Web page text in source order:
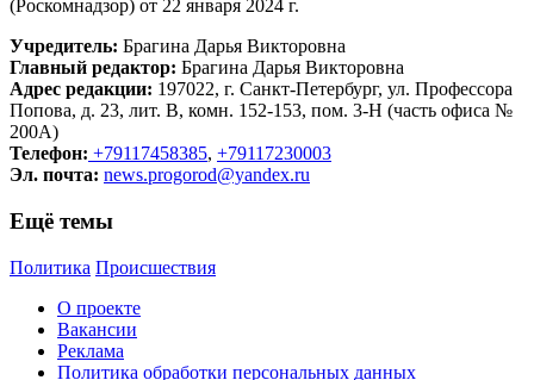
(Роскомнадзор) от 22 января 2024 г.
Учредитель: Брагина Дарья Викторовна
Главный редактор: Брагина Дарья Викторовна
Адрес редакции: 197022, г. Санкт-Петербург, ул. Профессора
Попова, д. 23, лит. В, комн. 152-153, пом. 3-Н (часть офиса №
200А)
Телефон: +79117458385, +79117230003
Эл. почта: news.progorod@yandex.ru
Ещё темы
Политика Происшествия
О проекте
Вакансии
Реклама
Политика обработки персональных данных